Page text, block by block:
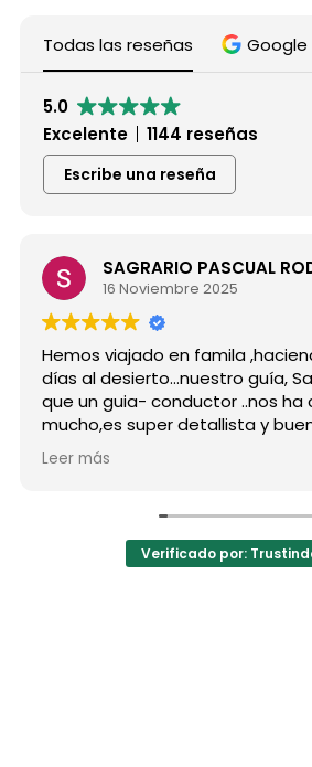
Todas las reseñas Google
5.0
Excelente
1144 reseñas
Escribe una reseña
SAGRARIO PASCUAL
16 Noviembre 2025
viajado en famila ,haciendo el
al desierto...nuestro guía, Said...ha
un guia- conductor ..nos ha
super detallista y buen
atento a todas nuestras
enseñado muchos lugares
Said.
cuanto a la agencia,..súper
más
Verificado por: